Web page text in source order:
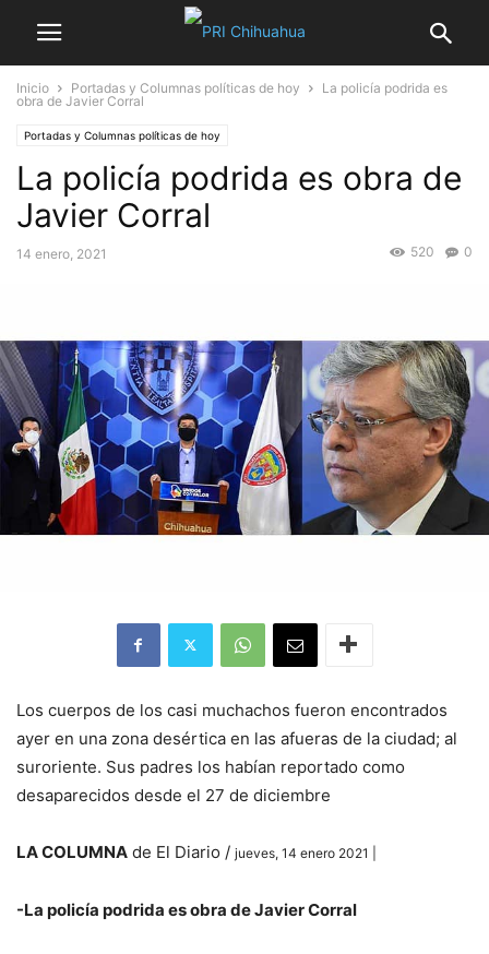
Inicio Portadas y Columnas políticas de hoy
La policía podrida es
obra de Javier Corral
Portadas y Columnas políticas de hoy
La policía podrida es obra de
Javier Corral
14 enero, 2021 0
520
Los cuerpos de los casi muchachos fueron encontrados
ayer en una zona desértica en las afueras de la ciudad; al
suroriente. Sus padres los habían reportado como
desaparecidos desde el 27 de diciembre
LA COLUMNA de El Diario / jueves, 14 enero 2021 |
-La policía podrida es obra de Javier Corral